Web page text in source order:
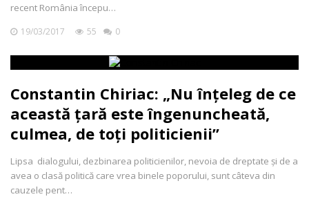
recent România începu…
19/03/2017 55 0
Constantin Chiriac: „Nu înțeleg de ce
această țară este îngenuncheată,
culmea, de toți politicienii”
Lipsa dialogului, dezbinarea politicienilor, nevoia de dreptate și de a
avea o clasă politică care vrea binele poporului, sunt câteva din
cauzele pent…